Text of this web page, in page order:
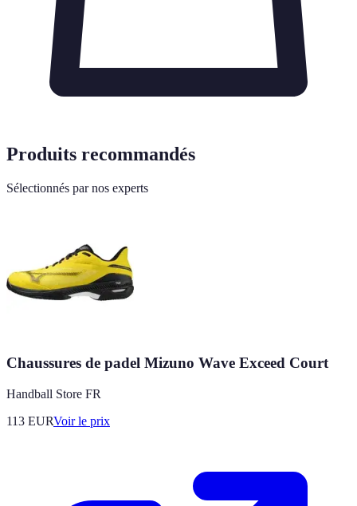
Produits recommandés
Sélectionnés par nos experts
Chaussures de padel Mizuno Wave Exceed Court
Handball Store FR
113 EURVoir le prix